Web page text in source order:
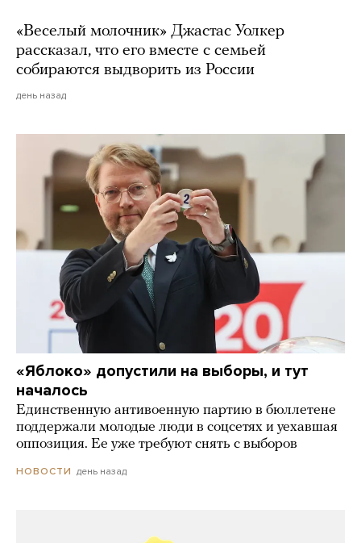
«Веселый молочник» Джастас Уолкер
рассказал, что его вместе с семьей
собираются выдворить из России
день назад
«Яблоко» допустили на выборы, и тут
началось
Единственную антивоенную партию в бюллетене
поддержали молодые люди в соцсетях и уехавшая
оппозиция. Ее уже требуют снять с выборов
НОВОСТИ день назад